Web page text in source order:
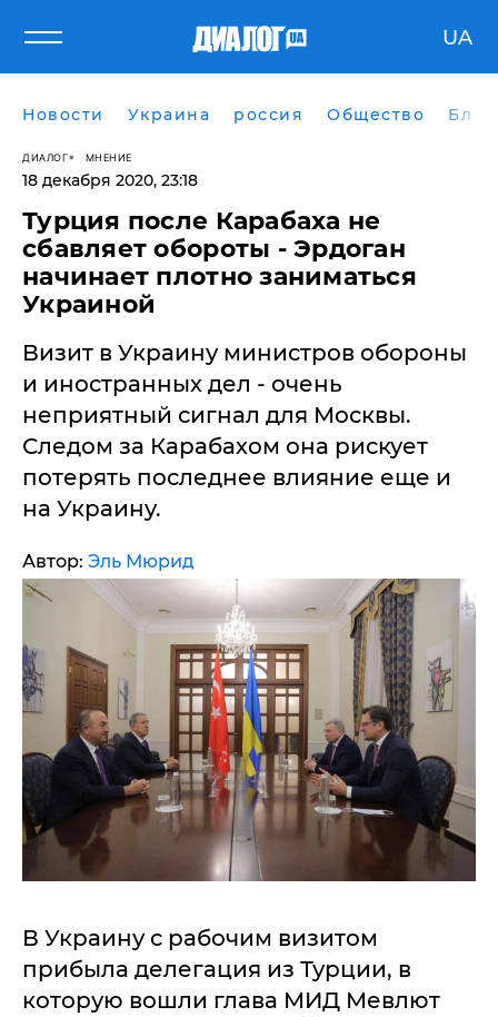
UA
Новости Украина россия Общество
ДИАЛОГ МНЕНИЕ
18 декабря 2020, 23:18
​Турция после Карабаха не
сбавляет обороты - Эрдоган
начинает плотно заниматься
Украиной
Визит в Украину министров обороны
и иностранных дел - очень
неприятный сигнал для Москвы.
Следом за Карабахом она рискует
потерять последнее влияние еще и
на Украину.
Автор: Эль Мюрид
В Украину с рабочим визитом
прибыла делегация из Турции, в
которую вошли глава МИД Мевлют